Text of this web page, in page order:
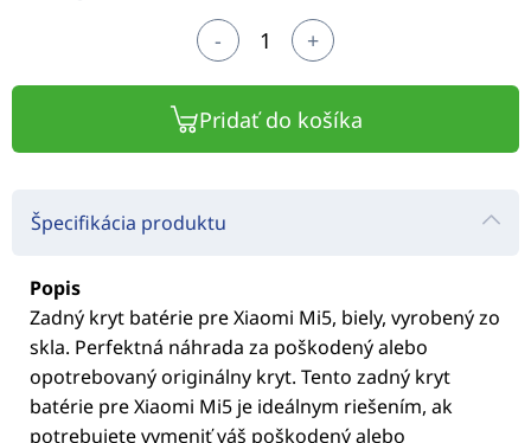
- +
Pridať do košíka
Špecifikácia produktu
Popis
Zadný kryt batérie pre Xiaomi Mi5, biely, vyrobený zo
skla. Perfektná náhrada za poškodený alebo
opotrebovaný originálny kryt. Tento zadný kryt
batérie pre Xiaomi Mi5 je ideálnym riešením, ak
potrebujete vymeniť váš poškodený alebo